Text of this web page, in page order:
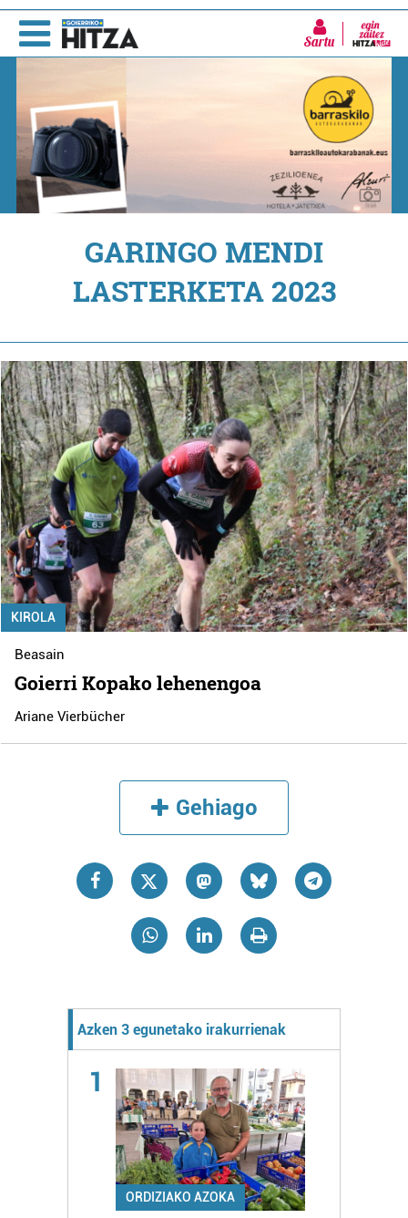
Sartu
GARINGO MENDI
LASTERKETA 2023
KIROLA
Beasain
Goierri Kopako lehenengoa
Ariane Vierbücher
Gehiago
Azken 3 egunetako irakurrienak
1
ORDIZIAKO AZOKA